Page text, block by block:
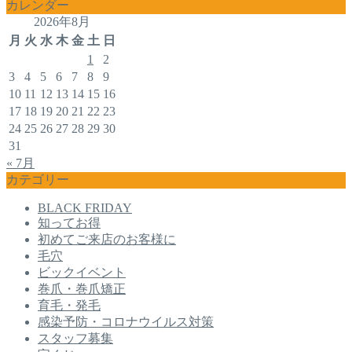
カレンダー
2026年8月
月 火 水 木 金 土 日
1
2
3
4 5 6 7 8
9
10 11 12 13 14 15 16
17 18 19 20 21 22 23
24 25 26 27 28 29 30
31
« 7月
カテゴリー
BLACK FRIDAY
知ってお得
初めてご来店のお客様に
毛穴
ビックイベント
巻爪・巻爪矯正
育毛・発毛
感染予防・コロナウイルス対策
スタッフ募集